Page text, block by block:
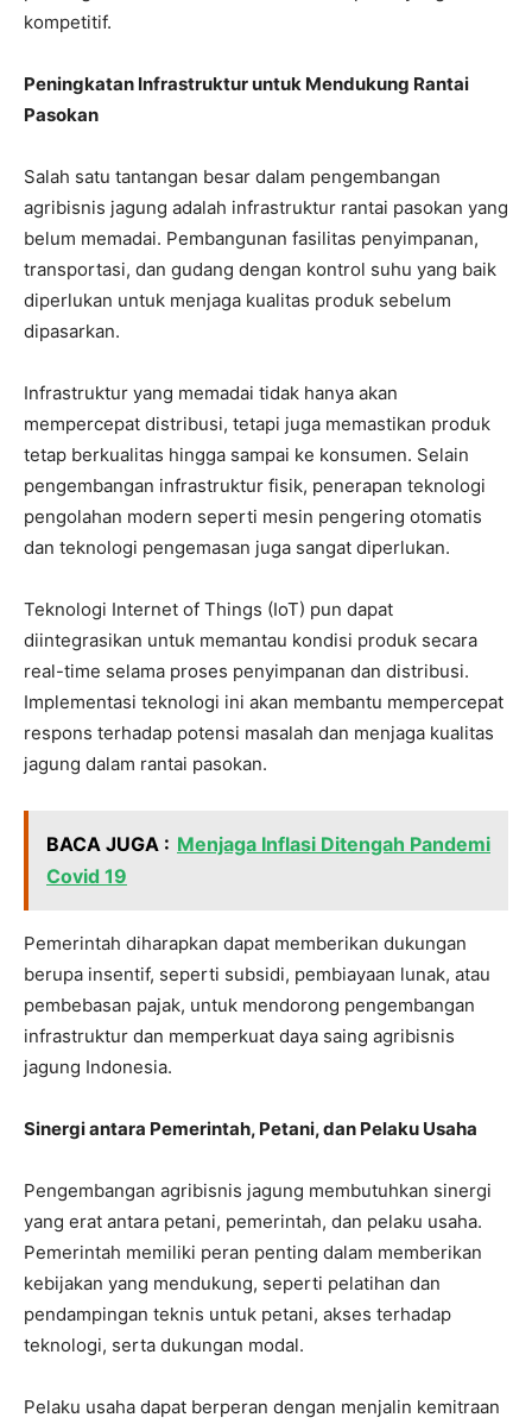
kompetitif.
Peningkatan Infrastruktur untuk Mendukung Rantai
Pasokan
Salah satu tantangan besar dalam pengembangan
agribisnis jagung adalah infrastruktur rantai pasokan yang
belum memadai. Pembangunan fasilitas penyimpanan,
transportasi, dan gudang dengan kontrol suhu yang baik
diperlukan untuk menjaga kualitas produk sebelum
dipasarkan.
Infrastruktur yang memadai tidak hanya akan
mempercepat distribusi, tetapi juga memastikan produk
tetap berkualitas hingga sampai ke konsumen. Selain
pengembangan infrastruktur fisik, penerapan teknologi
pengolahan modern seperti mesin pengering otomatis
dan teknologi pengemasan juga sangat diperlukan.
Teknologi Internet of Things (IoT) pun dapat
diintegrasikan untuk memantau kondisi produk secara
real-time selama proses penyimpanan dan distribusi.
Implementasi teknologi ini akan membantu mempercepat
respons terhadap potensi masalah dan menjaga kualitas
jagung dalam rantai pasokan.
BACA JUGA : Menjaga Inflasi Ditengah Pandemi
Covid 19
Pemerintah diharapkan dapat memberikan dukungan
berupa insentif, seperti subsidi, pembiayaan lunak, atau
pembebasan pajak, untuk mendorong pengembangan
infrastruktur dan memperkuat daya saing agribisnis
jagung Indonesia.
Sinergi antara Pemerintah, Petani, dan Pelaku Usaha
Pengembangan agribisnis jagung membutuhkan sinergi
yang erat antara petani, pemerintah, dan pelaku usaha.
Pemerintah memiliki peran penting dalam memberikan
kebijakan yang mendukung, seperti pelatihan dan
pendampingan teknis untuk petani, akses terhadap
teknologi, serta dukungan modal.
Pelaku usaha dapat berperan dengan menjalin kemitraan